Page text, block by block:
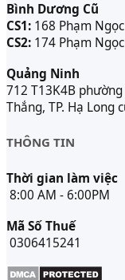
Bình Dương Cũ
CS1: 168 Phạm
CS2: 174 Phạm
Quảng Ninh
712 T13K4B
Thắng, TP. Hạ Long
THÔNG TIN
Thời gian làm việc
8:00 AM - 6:00PM
Mã Số Thuế
0306415241